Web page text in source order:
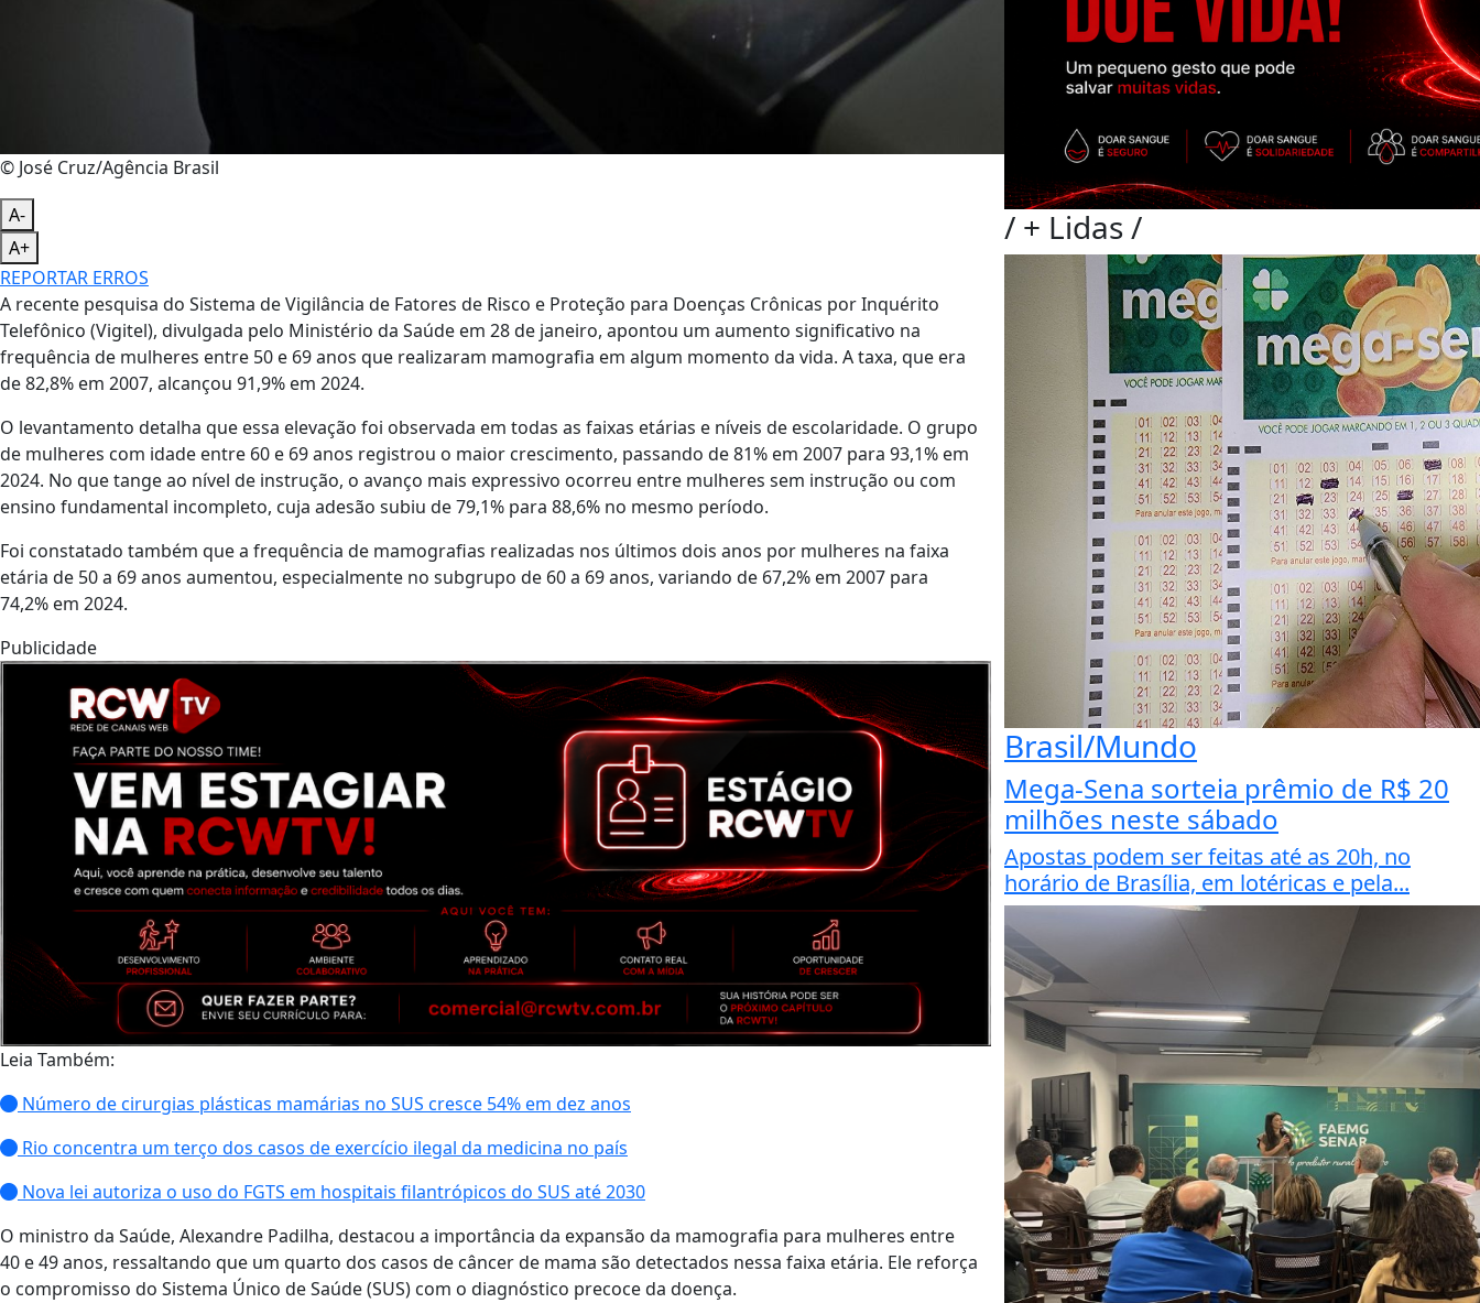
© José Cruz/Agência Brasil
A-
A+
REPORTAR ERROS
A recente pesquisa do Sistema de Vigilância de Fatores de Risco e Proteção para Doenças Crônicas por Inquérito
Telefônico (Vigitel), divulgada pelo Ministério da Saúde em 28 de janeiro, apontou um aumento significativo na
frequência de mulheres entre 50 e 69 anos que realizaram mamografia em algum momento da vida. A taxa, que era
de 82,8% em 2007, alcançou 91,9% em 2024.
O levantamento detalha que essa elevação foi observada em todas as faixas etárias e níveis de escolaridade. O grupo
de mulheres com idade entre 60 e 69 anos registrou o maior crescimento, passando de 81% em 2007 para 93,1% em
2024. No que tange ao nível de instrução, o avanço mais expressivo ocorreu entre mulheres sem instrução ou com
ensino fundamental incompleto, cuja adesão subiu de 79,1% para 88,6% no mesmo período.
Foi constatado também que a frequência de mamografias realizadas nos últimos dois anos por mulheres na faixa
etária de 50 a 69 anos aumentou, especialmente no subgrupo de 60 a 69 anos, variando de 67,2% em 2007 para
74,2% em 2024.
Publicidade
Leia Também:
Número de cirurgias plásticas mamárias no SUS cresce 54% em dez anos
Rio concentra um terço dos casos de exercício ilegal da medicina no país
Nova lei autoriza o uso do FGTS em hospitais filantrópicos do SUS até 2030
O ministro da Saúde, Alexandre Padilha, destacou a importância da expansão da mamografia para mulheres entre
40 e 49 anos, ressaltando que um quarto dos casos de câncer de mama são detectados nessa faixa etária. Ele reforça
o compromisso do Sistema Único de Saúde (SUS) com o diagnóstico precoce da doença.
/ + Lidas/
Brasil/Mundo
Mega-Sena sorteia prêmio de R$ 20
milhões neste sábado
Apostas podem ser feitas até as 20h, no
horário de Brasília, em lotéricas e pela...